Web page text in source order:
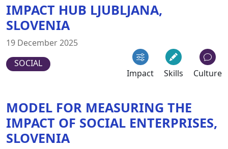
IMPACT HUB LJUBLJANA,
SLOVENIA
19 December 2025
SOCIAL
Impact
Skills Culture
MODEL FOR MEASURING THE
IMPACT OF SOCIAL ENTERPRISES,
SLOVENIA